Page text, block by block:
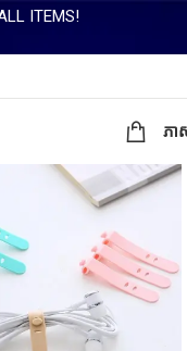
ITEMS!
ភា